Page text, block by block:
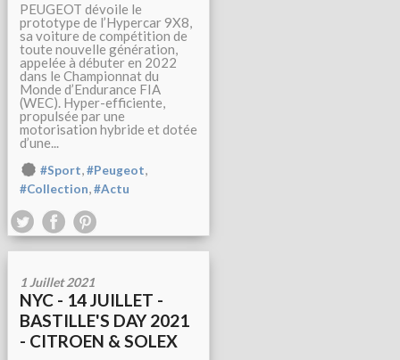
PEUGEOT dévoile le
prototype de l’Hypercar 9X8,
sa voiture de compétition de
toute nouvelle génération,
appelée à débuter en 2022
dans le Championnat du
Monde d’Endurance FIA
(WEC). Hyper-efficiente,
propulsée par une
motorisation hybride et dotée
d’une...
#Sport,#Peugeot,
#Collection,#Actu
1 Juillet 2021
NYC - 14 JUILLET -
BASTILLE'S DAY 2021
- CITROEN & SOLEX